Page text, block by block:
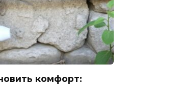
комфорт: